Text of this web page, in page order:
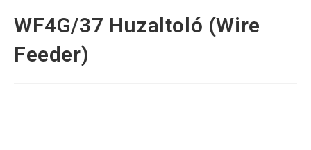
WF4G/37 Huzaltoló (Wire
Feeder)